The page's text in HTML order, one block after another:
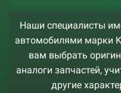
Наши специалисты
автомобилями марки
вам выбрать
аналоги запчастей,
другие